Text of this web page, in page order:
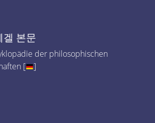
겔 본문
der philosophischen
[
]